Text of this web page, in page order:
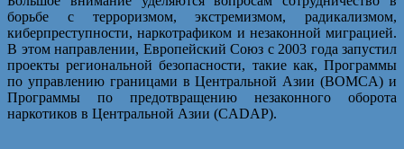
борьбе с терроризмом, экстремизмом, радикализмом,
киберпреступности, наркотрафиком и незаконной миграцией.
В этом направлении, Европейский Союз с 2003 года запустил
проекты региональной безопасности, такие как, Программы
по управлению границами в Центральной Азии (BOMCA) и
Программы по предотвращению незаконного оборота
наркотиков в Центральной Азии (CADAP).